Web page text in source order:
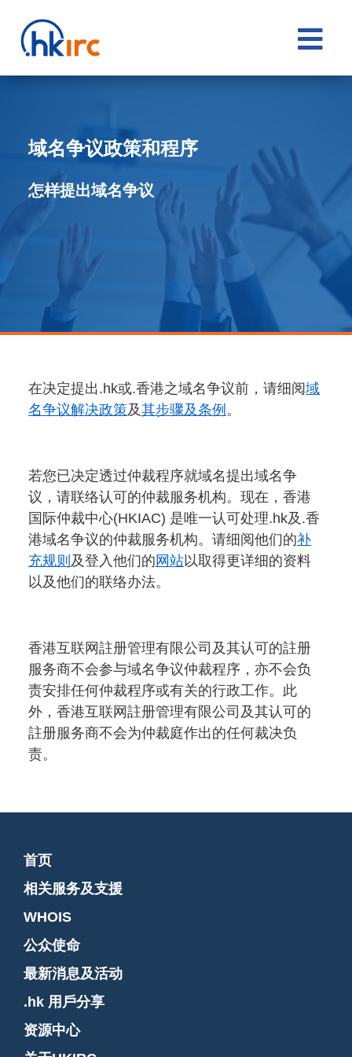

域名争议政策和程序
怎样提出域名争议
在决定提出.hk或.香港之域名争议前，请细阅域
名争议解决政策及其步骤及条例 。
若您已决定透过仲裁程序就域名提出域名争
议，请联络认可的仲裁服务机构。现在，香港
国际仲裁中心(HKIAC) 是唯一认可处理.hk及.香
港域名争议的仲裁服务机构。请细阅他们的补
充规则 及登入他们的 网站以取得更详细的资料
以及他们的联络办法。
香港互联网註册管理有限公司及其认可的註册
服务商不会参与域名争议仲裁程序，亦不会负
责安排任何仲裁程序或有关的行政工作。此
外，香港互联网註册管理有限公司及其认可的
註册服务商不会为仲裁庭作出的任何裁决负
责。
首页
相关服务及支援
WHOIS
公众使命
最新消息及活动
.hk 用戶分享
资源中心